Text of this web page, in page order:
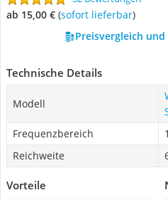
ab 15,00 € ( Sofort lieferbar)
Preisvergleich
Technische Details
Modell
Frequenzbereich
Reichweite
Vorteile